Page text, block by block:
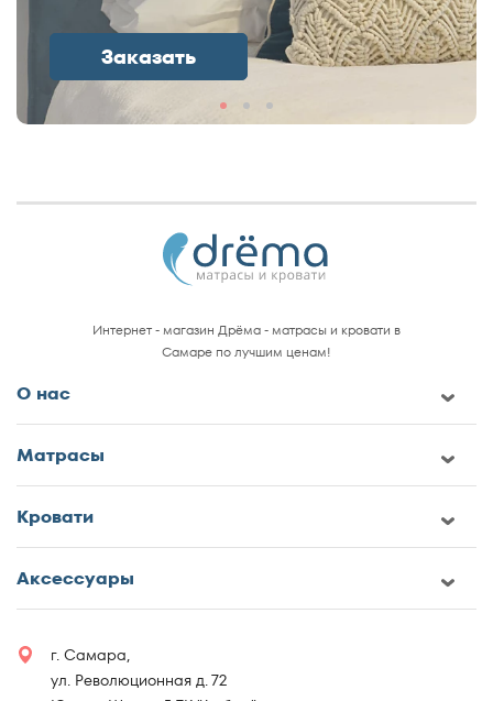
Заказать
Интернет - магазин Дрёма - матрасы и кровати в
Самаре по лучшим ценам!
О нас
Матрасы
Кровати
Аксессуары
г. Самара,
ул. Революционная д. 72